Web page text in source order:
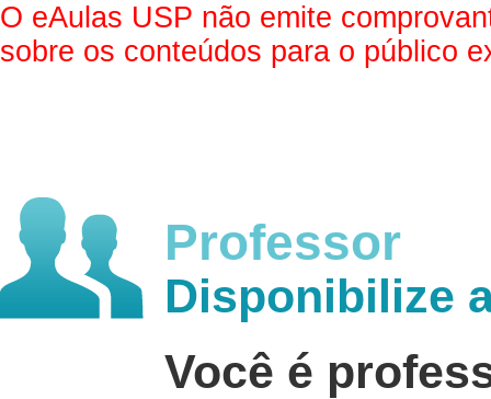
O eAulas USP não emite
sobre os conteúdos para o público
Professor
Disponibilize
Você é